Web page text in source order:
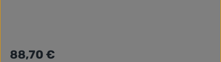
Regulärer Preis:
88,70 €